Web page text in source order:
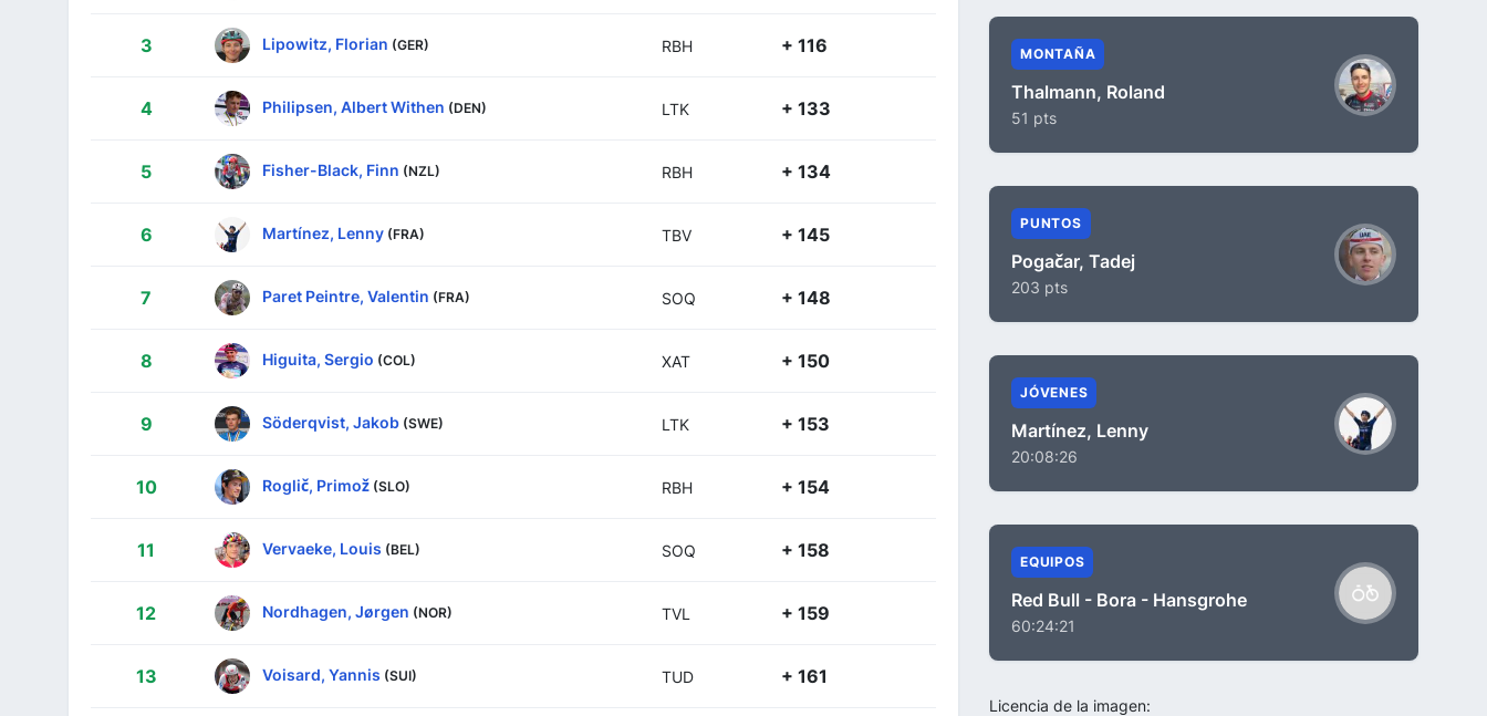
3 Lipowitz, Florian (GER) RBH + 116
4 Philipsen, Albert Withen (DEN) LTK + 133
5 Fisher-Black, Finn (NZL) RBH + 134
6 Martínez, Lenny (FRA) TBV + 145
7 Paret Peintre, Valentin (FRA) SOQ + 148
8 Higuita, Sergio (COL) XAT + 150
9 Söderqvist, Jakob (SWE) LTK + 153
10 Roglič, Primož (SLO) RBH + 154
11 Vervaeke, Louis (BEL) SOQ + 158
12 Nordhagen, Jørgen (NOR) TVL + 159
13 Voisard, Yannis (SUI) TUD + 161
MONTAÑA
Thalmann, Roland
51 pts
PUNTOS
Pogačar, Tadej
203 pts
JÓVENES
Martínez, Lenny
20:08:26
EQUIPOS
Red Bull - Bora - Hansgrohe
60:24:21
Licencia de la imagen: